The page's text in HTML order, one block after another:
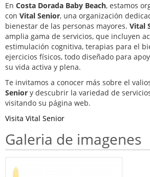
VIAJAR CON NIÑOS
MAPA
TRABAJA CON
VITAL SENIOR
En Costa Dorada Baby Beach, estamos
con Vital Senior, una organización
bienestar de las personas mayores. Vital
amplia gama de servicios, que incluyen
estimulación cognitiva, terapias para el
ejercicios físicos, todo diseñado para
su vida activa y plena.
Te invitamos a conocer más sobre el
Senior y descubrir la variedad de
visitando su página web.
Visita Vital Senior
Galeria de imagenes